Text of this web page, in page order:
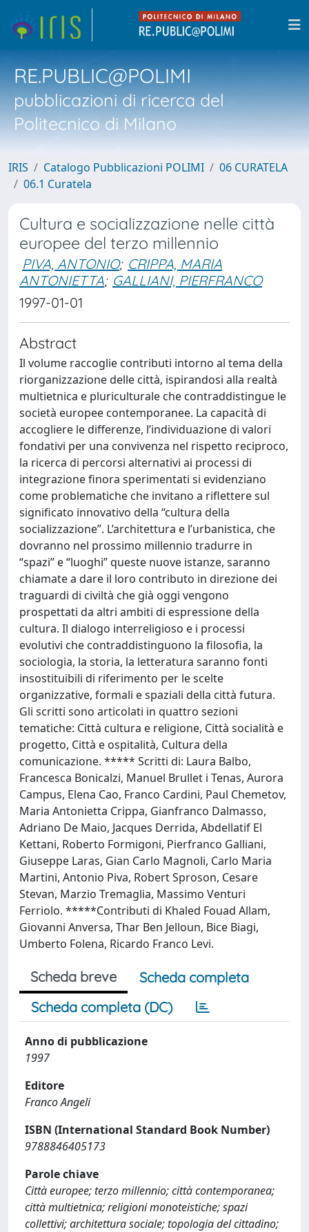
RE.PUBLIC@POLIMI
pubblicazioni di ricerca del
Politecnico di Milano
IRIS Catalogo Pubblicazioni POLIMI
06 CURATELA
06.1 Curatela
Cultura e socializzazione nelle città
europee del terzo millennio
PIVA, ANTONIO; CRIPPA, MARIA
ANTONIETTA; GALLIANI, PIERFRANCO
1997-01-01
Abstract
Il volume raccoglie contributi intorno al tema della
riorganizzazione delle città, ispirandosi alla realtà
multietnica e pluriculturale che contraddistingue le
società europee contemporanee. La capacità di
accogliere le differenze, l’individuazione di valori
fondativi per una convivenza nel rispetto reciproco,
la ricerca di percorsi alternativi ai processi di
integrazione finora sperimentati si evidenziano
come problematiche che invitano a riflettere sul
significato innovativo della “cultura della
socializzazione”. L’architettura e l’urbanistica, che
dovranno nel prossimo millennio tradurre in
“spazi” e “luoghi” queste nuove istanze, saranno
chiamate a dare il loro contributo in direzione dei
traguardi di civiltà che già oggi vengono
prospettati da altri ambiti di espressione della
cultura. Il dialogo interreligioso e i processi
evolutivi che contraddistinguono la filosofia, la
sociologia, la storia, la letteratura saranno fonti
insostituibili di riferimento per le scelte
organizzative, formali e spaziali della città futura.
Gli scritti sono articolati in quattro sezioni
tematiche: Città cultura e religione, Città socialità e
progetto, Città e ospitalità, Cultura della
comunicazione. ***** Scritti di: Laura Balbo,
Francesca Bonicalzi, Manuel Brullet i Tenas, Aurora
Campus, Elena Cao, Franco Cardini, Paul Chemetov,
Maria Antonietta Crippa, Gianfranco Dalmasso,
Adriano De Maio, Jacques Derrida, Abdellatif El
Kettani, Roberto Formigoni, Pierfranco Galliani,
Giuseppe Laras, Gian Carlo Magnoli, Carlo Maria
Martini, Antonio Piva, Robert Sproson, Cesare
Stevan, Marzio Tremaglia, Massimo Venturi
Ferriolo. *****Contributi di Khaled Fouad Allam,
Giovanni Anversa, Thar Ben Jelloun, Bice Biagi,
Umberto Folena, Ricardo Franco Levi.
Scheda breve
Scheda completa
Scheda completa (DC)
Anno di pubblicazione
1997
Editore
Franco Angeli
ISBN (International Standard Book Number)
9788846405173
Parole chiave
Città europee; terzo millennio; città contemporanea;
città multietnica; religioni monoteistiche; spazi
collettivi; architettura sociale; topologia del cittadino;